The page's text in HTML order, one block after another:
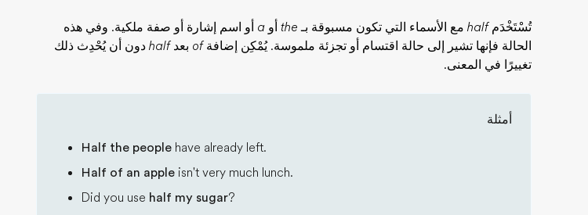
تُسْتَخْدَمhalf مع الأسماء التي تكون مسبوقة بـ the أو a أو اسم إشارة أو صفة ملكية. وفي هذه
الحالة فإنها تشير إلى حالة اقتسام أو تجزئة ملموسة. يُمْكِن إضافةof بعدhalf دون أن يُحْدِث ذلك
تغييرًا في المعنى.
أمثلة
Half the people have already left.
Half of an apple isn't very much lunch.
Did you use half my sugar?